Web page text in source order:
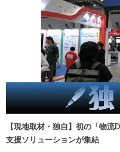
【現地取材・独自】初の「物
支援ソリューションが集結